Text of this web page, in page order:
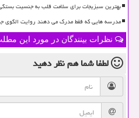
بهترین سبزیجات برای سلامت قلب به جنسیت
مدرسه هایی که فقط مدرک می دهند روایت الگوی
نظرات بینندگان در مورد این
لطفا شما همنظر دهید